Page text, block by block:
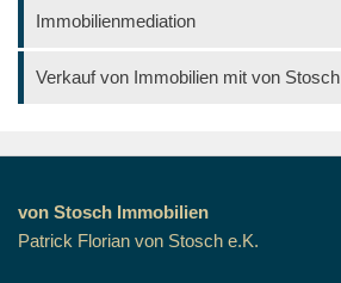
Immobilienmediation
Verkauf von Immobilien mit von Stosch
von Stosch Immobilien
Patrick Florian von Stosch e.K.